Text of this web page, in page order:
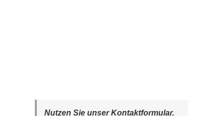
Nutzen Sie unser Kontaktformular.